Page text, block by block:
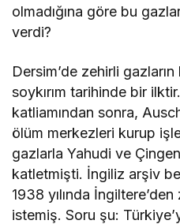
olmadığına göre bu
verdi?
Dersim’de zehirli gazların
soykırım tarihinde bir
katliamından sonra,
ölüm merkezleri kurup
gazlarla Yahudi ve
katletmişti. İngiliz arşiv
1938 yılında
istemiş. Soru şu: